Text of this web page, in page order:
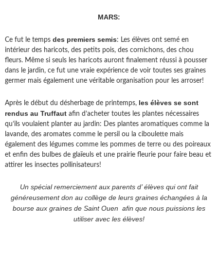
MARS:
Ce fut le temps des premiers semis: Les élèves ont semé en
intérieur des haricots, des petits pois, des cornichons, des chou
fleurs. Même si seuls les haricots auront finalement réussi à pousser
dans le jardin, ce fut une vraie expérience de voir toutes ses graines
germer mais également une véritable organisation pour les arroser!
Après le début du désherbage de printemps, les élèves se sont
rendus au Truffaut afin d’acheter toutes les plantes nécessaires
qu’ils voulaient planter au jardin: Des plantes aromatiques comme la
lavande, des aromates comme le persil ou la ciboulette mais
également des légumes comme les pommes de terre ou des poireaux
et enfin des bulbes de glaïeuls et une prairie fleurie pour faire beau et
attirer les insectes pollinisateurs!
Un spécial remerciement aux parents d’ élèves qui ont fait
généreusement don au collège de leurs graines échangées à la
bourse aux graines de Saint Ouen afin que nous puissions les
utiliser avec les élèves!